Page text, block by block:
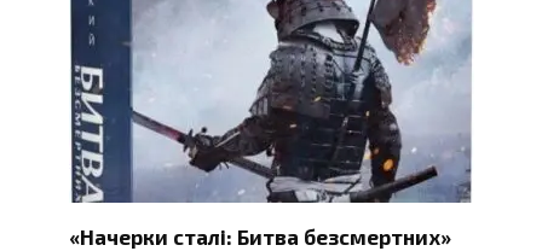
«Начерки сталі: Битва безсмертних»